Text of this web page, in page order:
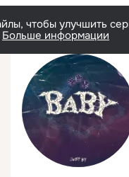
чтобы улучшить
Больше информации